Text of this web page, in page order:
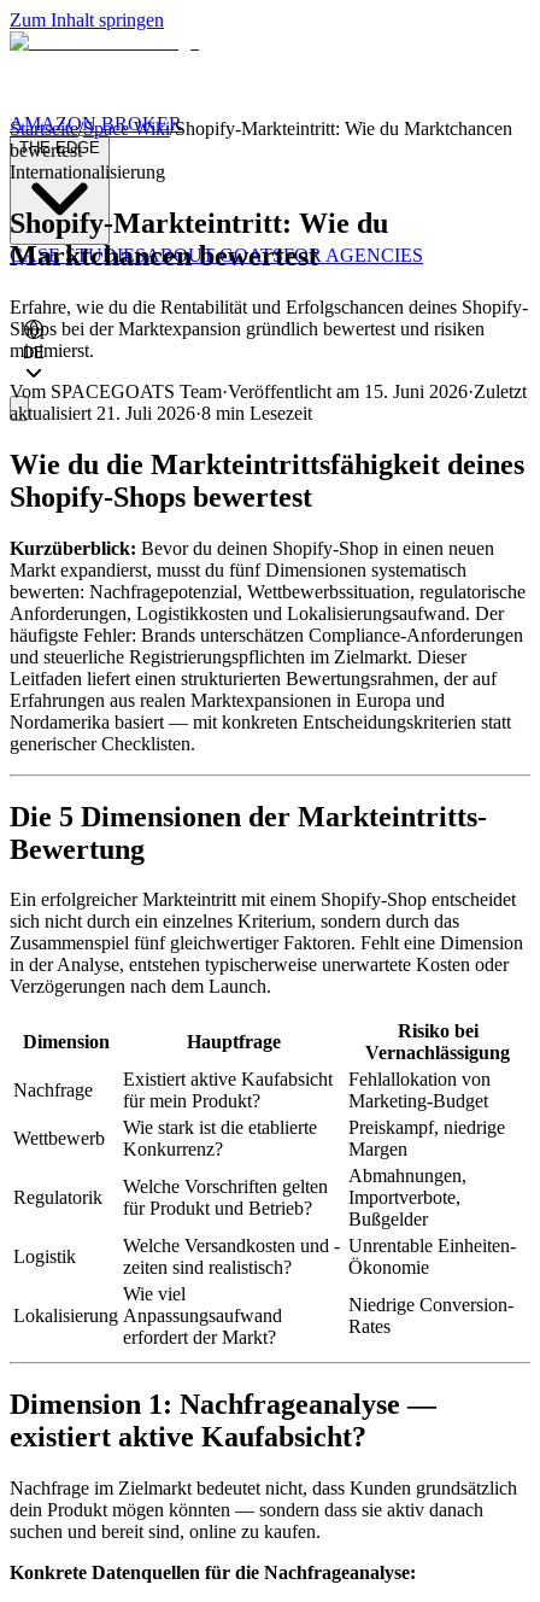
Zum Inhalt springen
AMAZON BROKER
THE EDGE
CASE STUDIESABOUT GOATSFOR AGENCIES
DE
Startseite/Space Wiki/Shopify-Markteintritt: Wie du Marktchancen
bewertest
Internationalisierung
Shopify-Markteintritt: Wie du
Marktchancen bewertest
Erfahre, wie du die Rentabilität und Erfolgschancen deines Shopify-
Shops bei der Marktexpansion gründlich bewertest und risiken
minimierst.
Vom SPACEGOATS Team·Veröffentlicht am 15. Juni 2026·Zuletzt
aktualisiert 21. Juli 2026·8 min Lesezeit
Wie du die Markteintrittsfähigkeit deines
Shopify-Shops bewertest
Kurzüberblick: Bevor du deinen Shopify-Shop in einen neuen
Markt expandierst, musst du fünf Dimensionen systematisch
bewerten: Nachfragepotenzial, Wettbewerbssituation, regulatorische
Anforderungen, Logistikkosten und Lokalisierungsaufwand. Der
häufigste Fehler: Brands unterschätzen Compliance-Anforderungen
und steuerliche Registrierungspflichten im Zielmarkt. Dieser
Leitfaden liefert einen strukturierten Bewertungsrahmen, der auf
Erfahrungen aus realen Marktexpansionen in Europa und
Nordamerika basiert — mit konkreten Entscheidungskriterien statt
generischer Checklisten.
Die 5 Dimensionen der Markteintritts-
Bewertung
Ein erfolgreicher Markteintritt mit einem Shopify-Shop entscheidet
sich nicht durch ein einzelnes Kriterium, sondern durch das
Zusammenspiel fünf gleichwertiger Faktoren. Fehlt eine Dimension
in der Analyse, entstehen typischerweise unerwartete Kosten oder
Verzögerungen nach dem Launch.
Dimension Hauptfrage
Risiko bei
Vernachlässigung
Nachfrage
Existiert aktive Kaufabsicht
für mein Produkt?
Fehlallokation von
Marketing-Budget
Wettbewerb
Wie stark ist die etablierte
Konkurrenz?
Preiskampf, niedrige
Margen
Regulatorik
Welche Vorschriften gelten
für Produkt und Betrieb?
Abmahnungen,
Importverbote,
Bußgelder
Logistik
Welche Versandkosten und -
zeiten sind realistisch?
Unrentable Einheiten-
Ökonomie
Lokalisierung
Wie viel
Anpassungsaufwand
erfordert der Markt?
Niedrige Conversion-
Rates
Dimension 1: Nachfrageanalyse —
existiert aktive Kaufabsicht?
Nachfrage im Zielmarkt bedeutet nicht, dass Kunden grundsätzlich
dein Produkt mögen könnten — sondern dass sie aktiv danach
suchen und bereit sind, online zu kaufen.
Konkrete Datenquellen für die Nachfrageanalyse: